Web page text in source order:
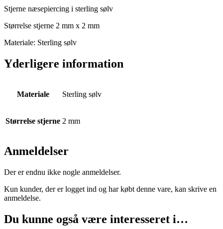
Stjerne næsepiercing i sterling sølv
Størrelse stjerne 2 mm x 2 mm
Materiale: Sterling sølv
Yderligere information
Materiale Sterling sølv
Størrelse stjerne 2 mm
Anmeldelser
Der er endnu ikke nogle anmeldelser.
Kun kunder, der er logget ind og har købt denne vare, kan skrive en
anmeldelse.
Du kunne også være interesseret i…